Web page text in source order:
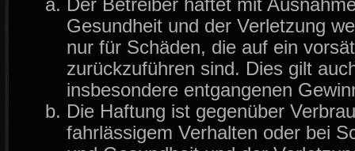
Der Betreiber haftet mit
Gesundheit und der Verletzung
nur für Schäden, die auf ein
zurückzuführen sind. Dies gilt
insbesondere entgangenen
Die Haftung ist gegenüber
fahrlässigem Verhalten oder bei